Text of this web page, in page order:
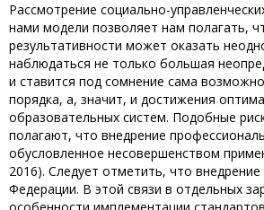
Рассмотрение социально-
нами модели позволяет нам полагать,
результативности может оказать
наблюдаться не только большая
и ставится под сомнение сама
порядка, а, значит, и достижения
образовательных систем. Подобные
полагают, что внедрение
обусловленное несовершенством
2016). Следует отметить, что
Федерации. В этой связи в отдельных